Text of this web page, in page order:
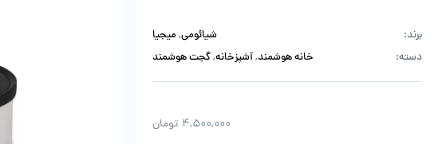
برند: شیائومی, میجیا
دسته:
خانه هوشمند,آشپزخانه,گجت هوشمند
۴,۵۰۰,۰۰۰ تومان